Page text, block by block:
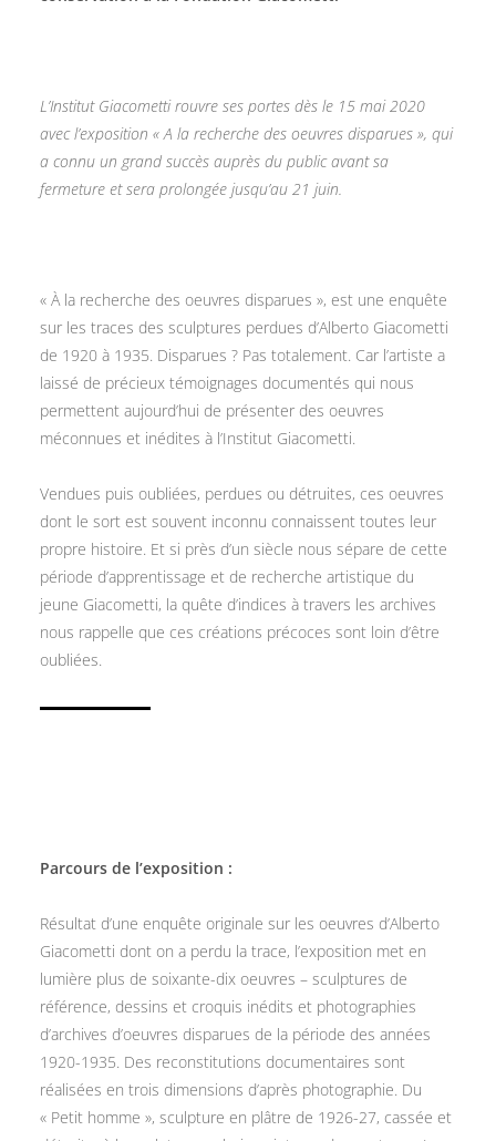
L’Institut Giacometti rouvre ses portes dès le 15 mai 2020
avec l’exposition « A la recherche des oeuvres disparues », qui
a connu un grand succès auprès du public avant sa
fermeture et sera prolongée jusqu’au 21 juin.
« À la recherche des oeuvres disparues », est une enquête
sur les traces des sculptures perdues d’Alberto Giacometti
de 1920 à 1935. Disparues ? Pas totalement. Car l’artiste a
laissé de précieux témoignages documentés qui nous
permettent aujourd’hui de présenter des oeuvres
méconnues et inédites à l’Institut Giacometti.
Vendues puis oubliées, perdues ou détruites, ces oeuvres
dont le sort est souvent inconnu connaissent toutes leur
propre histoire. Et si près d’un siècle nous sépare de cette
période d’apprentissage et de recherche artistique du
jeune Giacometti, la quête d’indices à travers les archives
nous rappelle que ces créations précoces sont loin d’être
oubliées.
Parcours de l’exposition :
Résultat d’une enquête originale sur les oeuvres d’Alberto
Giacometti dont on a perdu la trace, l’exposition met en
lumière plus de soixante-dix oeuvres – sculptures de
référence, dessins et croquis inédits et photographies
d’archives d’oeuvres disparues de la période des années
1920-1935. Des reconstitutions documentaires sont
réalisées en trois dimensions d’après photographie. Du
« Petit homme », sculpture en plâtre de 1926-27, cassée et